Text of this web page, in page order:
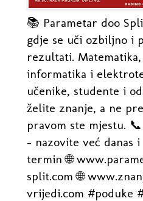
📚 Parametar doo
gdje se uči ozbiljno i
rezultati.
informatika i
učenike, studente i
želite znanje, a ne
pravom ste mjestu. 📞
- nazovite već danas
termin 🌐
split.com 🌐
vrijedi.com #poduke